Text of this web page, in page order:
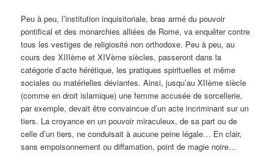
Peu à peu, l’institution inquisitoriale, bras armé du pouvoir
pontifical et des monarchies alliées de Rome, va enquêter contre
tous les vestiges de religiosité non orthodoxe. Peu à peu, au
cours des XIIIème et XIVème siècles, passeront dans la
catégorie d’acte hérétique, les pratiques spirituelles et même
sociales ou matérielles déviantes. Ainsi, jusqu’au XIIème siècle
(comme en droit islamique) une femme accusée de sorcellerie,
par exemple, devait être convaincue d’un acte incriminant sur un
tiers. La croyance en un pouvoir miraculeux, de sa part ou de
celle d’un tiers, ne conduisait à aucune peine légale… En clair,
sans empoisonnement ou diffamation, point de magie noire…